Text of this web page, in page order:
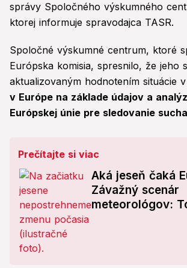
správy Spoločného výskumného
ktorej informuje spravodajca TASR.
Spoločné výskumné centrum, ktoré
Európska komisia, spresnilo, že jeho
aktualizovaným hodnotením situácie
v Európe na základe údajov a
Európskej únie pre sledovanie
Prečítajte si viac
Aká jeseň čaká
Závažný scenár
meteorológov: